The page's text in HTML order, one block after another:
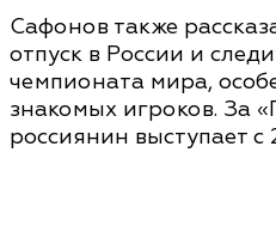
Сафонов также
отпуск в России и
чемпионата мира,
знакомых игроков. За
россиянин выступает с